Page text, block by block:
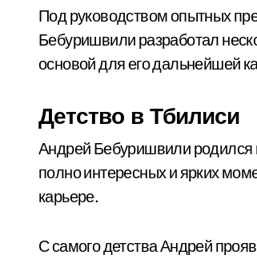
Под руководством опытных
Бебуришвили разработал
основой для его дальнейшей
Детство в Тбилиси
Андрей Бебуришвили родился
полно интересных и ярких
карьере.
С самого детства Андрей